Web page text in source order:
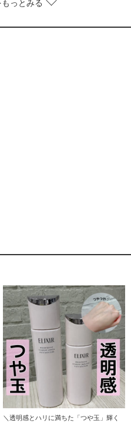
っとみる
＼透明感とハリに満ちた「つや玉」輝く